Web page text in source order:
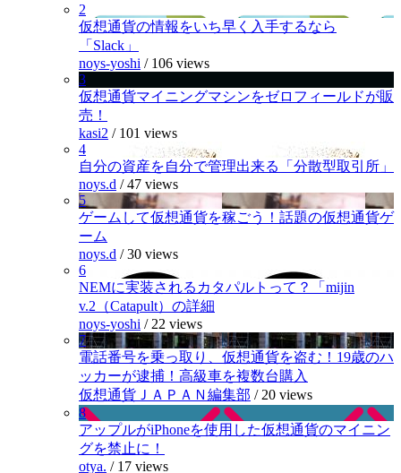
2
仮想通貨の情報をいち早く入手するなら
「Slack」
noys-yoshi / 106 views
3
仮想通貨マイニングマシンをゼロフィールドが販
売！
kasi2 / 101 views
4
自分の資産を自分で管理出来る「分散型取引所」
noys.d /47 views
5
ゲームして仮想通貨を稼ごう！話題の仮想通貨ゲ
ーム
noys.d /30 views
6
NEMに実装されるカタパルトって？「mijin
v.2（Catapult）の詳細
noys-yoshi / 22 views
7
電話番号を乗っ取り、仮想通貨を盗む！19歳のハ
ッカーが逮捕！高級車を複数台購入
仮想通貨ＪＡＰＡＮ編集部 / 20 views
8
アップルがiPhoneを使用した仮想通貨のマイニン
グを禁止に！
otya. / 17 views